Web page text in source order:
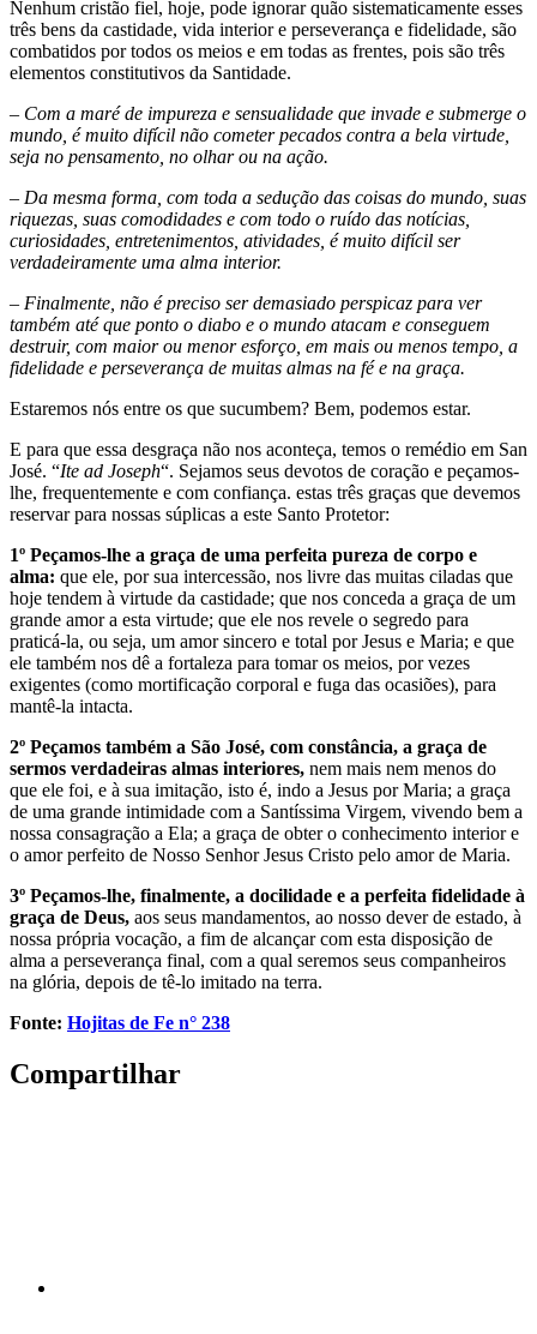
Nenhum cristão fiel, hoje, pode ignorar quão sistematicamente esses
três bens da castidade, vida interior e perseverança e fidelidade, são
combatidos por todos os meios e em todas as frentes, pois são três
elementos constitutivos da Santidade.
– Com a maré de impureza e sensualidade que invade e submerge o
mundo, é muito difícil não cometer pecados contra a bela virtude,
seja no pensamento, no olhar ou na ação.
– Da mesma forma, com toda a sedução das coisas do mundo, suas
riquezas, suas comodidades e com todo o ruído das notícias,
curiosidades, entretenimentos, atividades, é muito difícil ser
verdadeiramente uma alma interior.
– Finalmente, não é preciso ser demasiado perspicaz para ver
também até que ponto o diabo e o mundo atacam e conseguem
destruir, com maior ou menor esforço, em mais ou menos tempo, a
fidelidade e perseverança de muitas almas na fé e na graça.
Estaremos nós entre os que sucumbem? Bem, podemos estar.
E para que essa desgraça não nos aconteça, temos o remédio em San
José. “Ite ad Joseph“. Sejamos seus devotos de coração e peçamos-
lhe, frequentemente e com confiança. estas três graças que devemos
reservar para nossas súplicas a este Santo Protetor:
1º Peçamos-lhe a graça de uma perfeita pureza de corpo e
alma: que ele, por sua intercessão, nos livre das muitas ciladas que
hoje tendem à virtude da castidade; que nos conceda a graça de um
grande amor a esta virtude; que ele nos revele o segredo para
praticá-la, ou seja, um amor sincero e total por Jesus e Maria; e que
ele também nos dê a fortaleza para tomar os meios, por vezes
exigentes (como mortificação corporal e fuga das ocasiões), para
mantê-la intacta.
2º Peçamos também a São José, com constância, a graça de
sermos verdadeiras almas interiores, nem mais nem menos do
que ele foi, e à sua imitação, isto é, indo a Jesus por Maria; a graça
de uma grande intimidade com a Santíssima Virgem, vivendo bem a
nossa consagração a Ela; a graça de obter o conhecimento interior e
o amor perfeito de Nosso Senhor Jesus Cristo pelo amor de Maria.
3º Peçamos-lhe, finalmente, a docilidade e a perfeita fidelidade à
graça de Deus, aos seus mandamentos, ao nosso dever de estado, à
nossa própria vocação, a fim de alcançar com esta disposição de
alma a perseverança final, com a qual seremos seus companheiros
na glória, depois de tê-lo imitado na terra.
Fonte: Hojitas de Fe n° 238
Compartilhar